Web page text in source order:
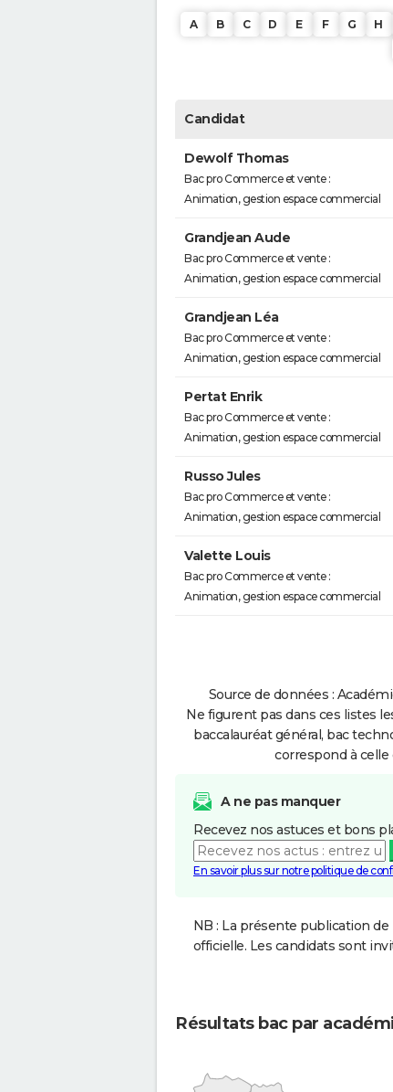
A B C D E F G H
Candidat
Dewolf Thomas
Bac pro Commerce et vente :
Animation, gestion espace commercial
Grandjean Aude
Bac pro Commerce et vente :
Animation, gestion espace commercial
Grandjean Léa
Bac pro Commerce et vente :
Animation, gestion espace commercial
Pertat Enrik
Bac pro Commerce et vente :
Animation, gestion espace commercial
Russo Jules
Bac pro Commerce et vente :
Animation, gestion espace commercial
Valette Louis
Bac pro Commerce et vente :
Animation, gestion espace commercial
Source de données :
Ne figurent pas dans ces listes
baccalauréat général, bac
correspond à
A ne pas manquer
Recevez nos astuces et bons
En savoir plus sur notre politique de
NB : La présente publication
officielle. Les candidats sont
Résultats bac par